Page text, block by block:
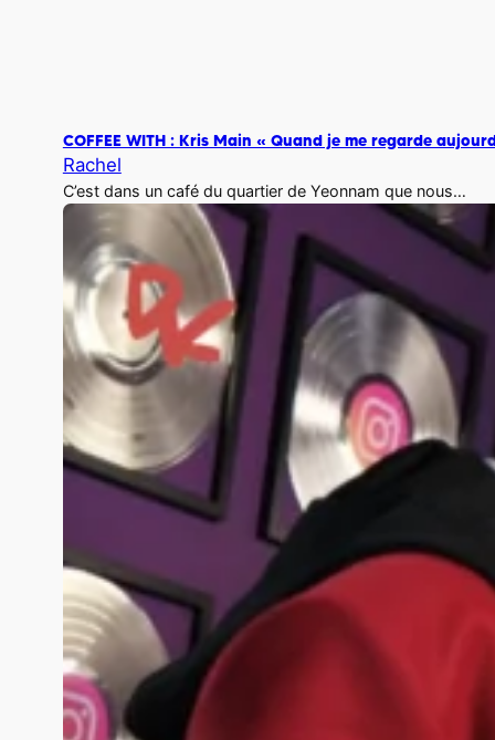
COFFEE WITH : Kris Main « Quand je me regarde
Rachel
C’est dans un café du quartier de Yeonnam que nous…